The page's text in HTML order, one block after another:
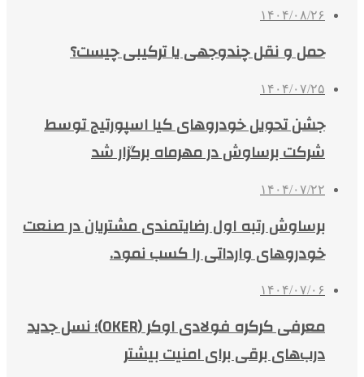
۱۴۰۴/۰۸/۲۶
حمل و نقل چندوجهی یا ترکیبی چیست؟
۱۴۰۴/۰۷/۲۵
جشن تحویل خودروهای کیا اسپورتیج توسط
شرکت برساوش در مهرماه برگزار شد
۱۴۰۴/۰۷/۲۲
برساوش رتبه اول رضایتمندی مشتریان در صنعت
خودروهای وارداتی را کسب نمود.
۱۴۰۴/۰۷/۰۶
معرفی کرکره فولادی اوکر (OKER)؛ نسل جدید
درب‌های برقی برای امنیت بیشتر